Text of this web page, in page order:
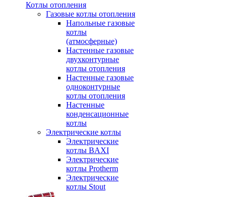
Котлы отопления
Газовые котлы отопления
Напольные газовые
котлы
(атмосферные)
Настенные газовые
двухконтурные
котлы отопления
Настенные газовые
одноконтурные
котлы отопления
Настенные
конденсационные
котлы
Электрические котлы
Электрические
котлы BAXI
Электрические
котлы Protherm
Электрические
котлы Stout